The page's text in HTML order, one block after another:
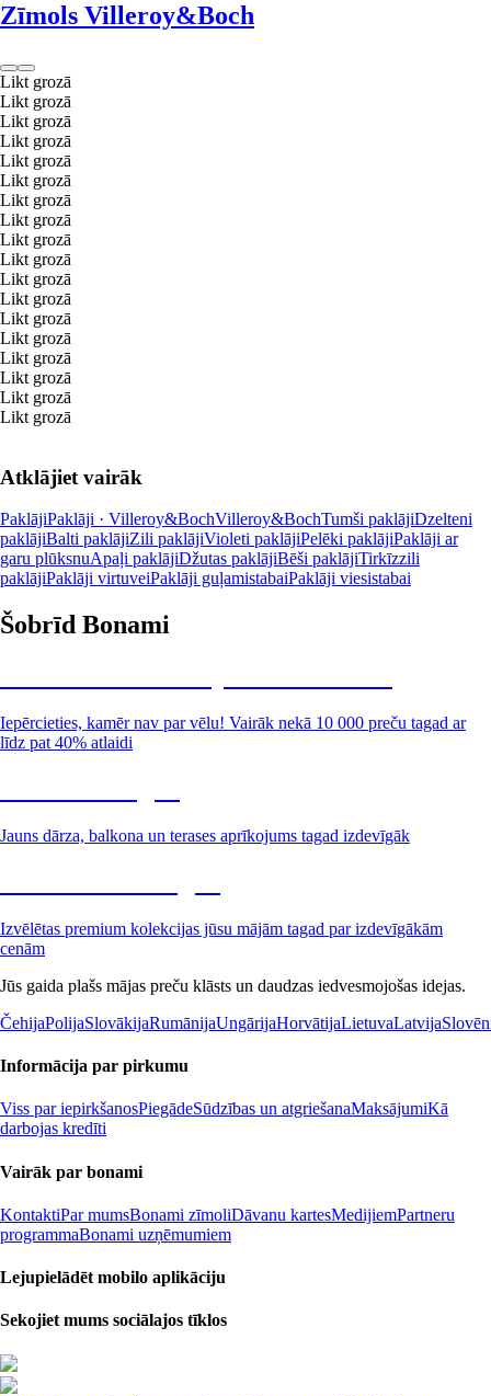
Zīmols Villeroy&Boch
Likt grozā
Likt grozā
Likt grozā
Likt grozā
Likt grozā
Likt grozā
Likt grozā
Likt grozā
Likt grozā
Likt grozā
Likt grozā
Likt grozā
Likt grozā
Likt grozā
Likt grozā
Likt grozā
Likt grozā
Likt grozā
Atklājiet vairāk
PaklājiPaklāji · Villeroy&BochVilleroy&BochTumši paklājiDzelteni
paklājiBalti paklājiZili paklājiVioleti paklājiPelēki paklājiPaklāji ar
garu plūksnuApaļi paklājiDžutas paklājiBēši paklājiTirkīzzili
paklājiPaklāji virtuveiPaklāji guļamistabaiPaklāji viesistabai
Šobrīd Bonami
Iepērcieties, kamēr nav par vēlu! Vairāk nekā 10 000 preču tagad ar
līdz pat 40% atlaidi
Jauns dārza, balkona un terases aprīkojums tagad izdevīgāk
Izvēlētas premium kolekcijas jūsu mājām tagad par izdevīgākām
cenām
Jūs gaida plašs mājas preču klāsts un daudzas iedvesmojošas idejas.
ČehijaPolijaSlovākijaRumānijaUngārijaHorvātijaLietuvaLatvija
Informācija par pirkumu
Viss par iepirkšanosPiegādeSūdzības un atgriešanaMaksājumiKā
darbojas kredīti
Vairāk par bonami
KontaktiPar mumsBonami zīmoliDāvanu kartesMedijiemPartneru
programmaBonami uzņēmumiem
Lejupielādēt mobilo aplikāciju
Sekojiet mums sociālajos tīklos